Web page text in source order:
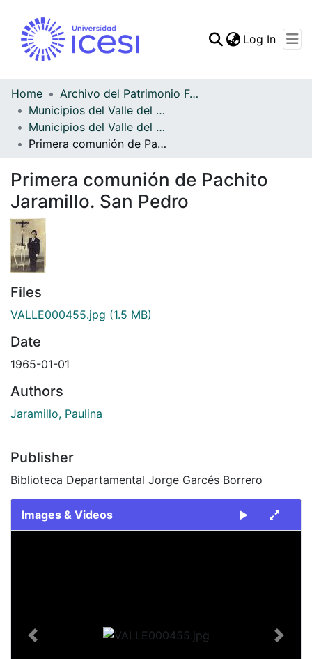
Log In
Home
Archivo del Patrimonio Fotográfico y Fílmico del Valle del Cauca
Municipios del Valle del Cauca
Municipios del Valle del Cauca
Primera comunión de Pachito Jaramillo. San Pedro
Primera comunión de Pachito
Jaramillo. San Pedro
Files
VALLE000455.jpg (1.5 MB)
Date
1965-01-01
Authors
Jaramillo, Paulina
Publisher
Biblioteca Departamental Jorge Garcés Borrero
Images & Videos
Previous Next